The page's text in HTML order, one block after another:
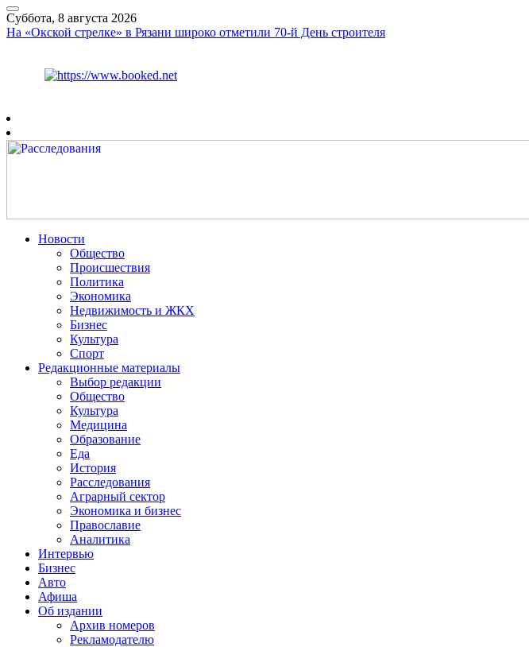
Суббота, 8 августа 2026
На «Окской стрелке» в Рязани широко отметили 70-й День строителя
Новости
Общество
Происшествия
Политика
Экономика
Недвижимость и ЖКХ
Бизнес
Культура
Спорт
Редакционные материалы
Выбор редакции
Общество
Культура
Медицина
Образование
Еда
История
Расследования
Аграрный сектор
Экономика и бизнес
Православие
Аналитика
Интервью
Бизнес
Авто
Афиша
Об издании
Архив номеров
Рекламодателю